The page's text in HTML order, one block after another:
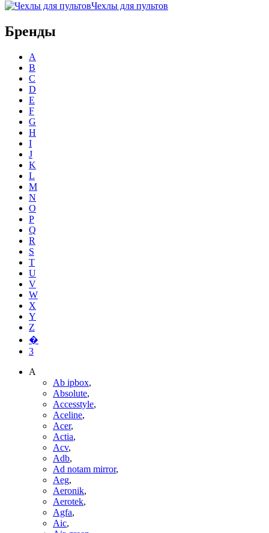
Чехлы для пультов
Бренды
A
B
C
D
E
F
G
H
I
J
K
L
M
N
O
P
Q
R
S
T
U
V
W
X
Y
Z
�
3
A
Ab ipbox,
Absolute,
Accesstyle,
Aceline,
Acer,
Actia,
Acv,
Adb,
Ad notam mirror,
Aeg,
Aeronik,
Aerotek,
Agfa,
Aic,